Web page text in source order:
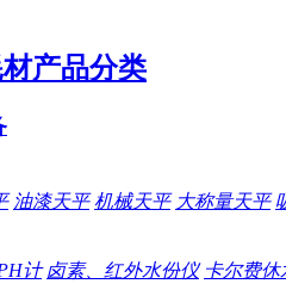
产品分类
油漆天平 机械天平 大称量天平
计 卤素、红外水份仪 卡尔费